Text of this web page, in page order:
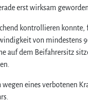
erst wirksam
kontrollieren
von mindestens
auf dem Beifahrersitz
eines verbotenen